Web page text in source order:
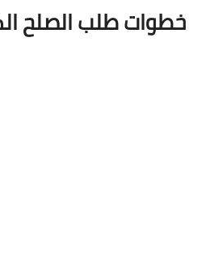
خطوات طلب الصلح